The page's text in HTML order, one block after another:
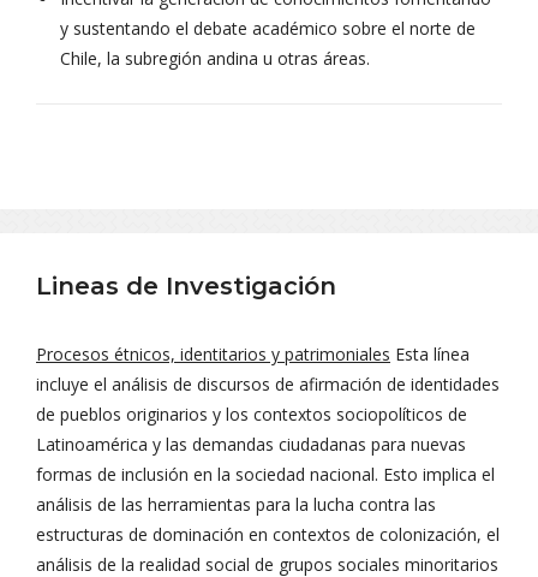
y sustentando el debate académico sobre el norte de
Chile, la subregión andina u otras áreas.
Lineas de Investigación
Procesos étnicos, identitarios y patrimoniales Esta línea
incluye el análisis de discursos de afirmación de identidades
de pueblos originarios y los contextos sociopolíticos de
Latinoamérica y las demandas ciudadanas para nuevas
formas de inclusión en la sociedad nacional. Esto implica el
análisis de las herramientas para la lucha contra las
estructuras de dominación en contextos de colonización, el
análisis de la realidad social de grupos sociales minoritarios